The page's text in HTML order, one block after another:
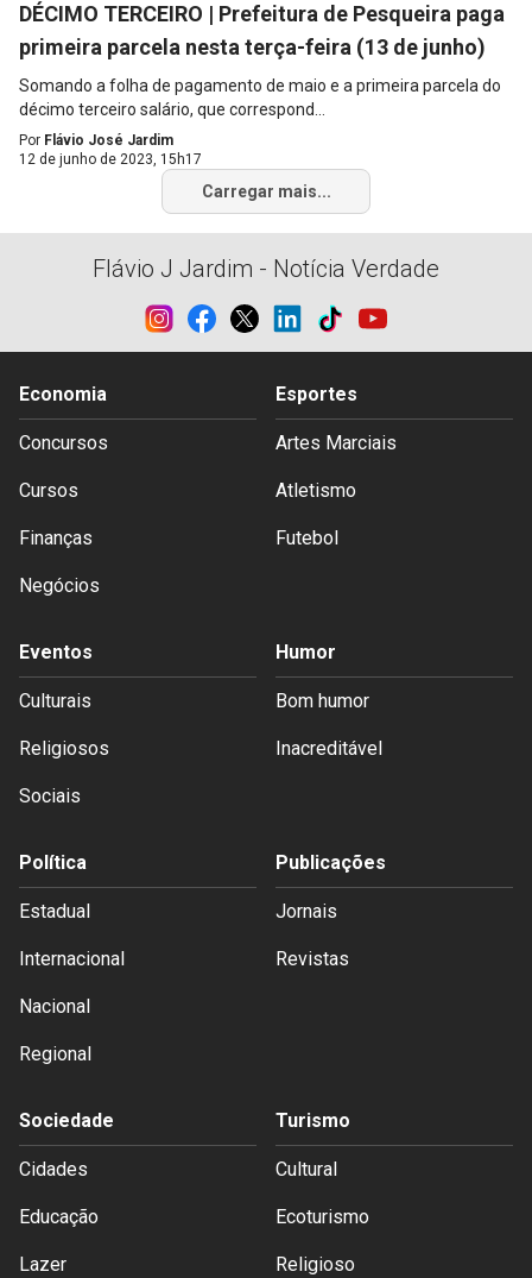
DÉCIMO TERCEIRO | Prefeitura de Pesqueira paga
primeira parcela nesta terça-feira (13 de junho)
Somando a folha de pagamento de maio e a primeira parcela do
décimo terceiro salário, que correspond...
Por Flávio José Jardim
12 de junho de 2023, 15h17
Carregar mais...
Flávio J Jardim - Notícia Verdade
Economia
Concursos
Cursos
Finanças
Negócios
Esportes
Artes Marciais
Atletismo
Futebol
Eventos
Culturais
Religiosos
Sociais
Humor
Bom humor
Inacreditável
Política
Estadual
Internacional
Nacional
Regional
Publicações
Jornais
Revistas
Sociedade
Cidades
Educação
Lazer
Turismo
Cultural
Ecoturismo
Religioso